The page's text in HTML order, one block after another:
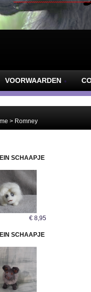
VOORWAARDEN
> Romney
SCHAAPJE
€ 8,95
SCHAAPJE